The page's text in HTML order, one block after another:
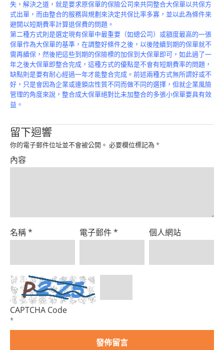
失，解決之道，就是要求原保單的保險公司來共同整合大保單以共保方
式出單，而由整合的服務與規劃來決定共保比率多寡，並以此為條件來
避開以短期費率計算退保費的問題。
第二種方式則是選定現有保單中最重要（如總公司）或額度最高的一張
保單作為大保單的基準，在調整好條件之後，以後陸續到期的保單就不
需再續保，然後把這些到期的保險標的加保到大保單即可，如此過了一
年之後大保單即整合完成，這種方式的優點是不會有短期費率的問題，
缺點則是要有耐心經過一年才能整合完成。前述兩種方式無所謂好或不
好，只是會因為企業或連鎖店性質不同而做不同的選擇，但就企業風險
管理的角度來說，整合成大保單絕對比未加整合的多張小保單要具有效
益。
留下迴響
你的電子郵件位址並不會被公開。 必要欄位標記為 *
內容
名稱* 電子郵件* 個人網站
CAPTCHA Code
*